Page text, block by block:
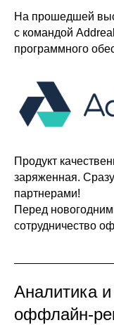
На прошедшей
с командой
программного
Продукт
заряженная.
партнерами!
Перед
сотрудничество
Аналитика
оффлайн-